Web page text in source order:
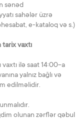
sənəd
sahələr üzrə
e-kataloq və s.)
vaxtı
ilə saat 14:00-a
yalnız bağlı və
edilməlidir.
olunan zərflər qəbul